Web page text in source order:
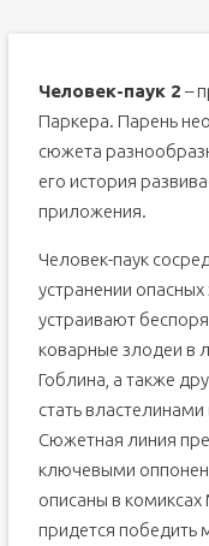
Человек-паук 2 –
Паркера. Парень
сюжета
его история
приложения.
Человек-паук
устранении
устраивают
коварные злодеи в
Гоблина, а также
стать
Сюжетная линия
ключевыми
описаны в
придется победить